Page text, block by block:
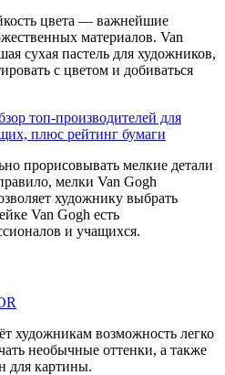
цвета — важнейшие
материалов. Van
сухая пастель для художников,
с цветом и добиваться
топ-производителей для
плюс рейтинг бумаги
прорисовывать мелкие детали
мелки Van Gogh
художнику выбрать
Van Gogh есть
и учащихся.
художникам возможность легко
необычные оттенки, а также
для картины.